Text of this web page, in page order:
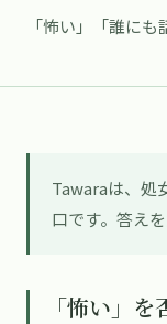
「怖い」「誰に
Tawaraは、処
口です。答え
「怖い」